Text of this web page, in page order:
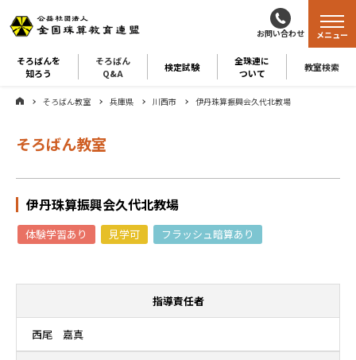
お問い合わせ
そろばんを
知ろう
そろばん
Q&A
検定試験
全珠連に
ついて
教室検索
メニュー
そろばん教室 兵庫県 川西市 伊丹珠算振興会久代北教場
そろばん教室
伊丹珠算振興会久代北教場
体験学習あり 見学可 フラッシュ暗算あり
指導責任者
西尾 嘉真